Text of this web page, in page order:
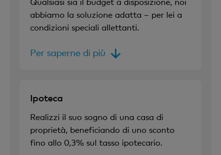
abbiamo la soluzione adatta – per lei a
condizioni speciali allettanti.
Per saperne di più
Ipoteca
Realizzi il suo sogno di una casa di
proprietà, beneficiando di uno sconto
fino allo 0,3% sul tasso ipotecario.